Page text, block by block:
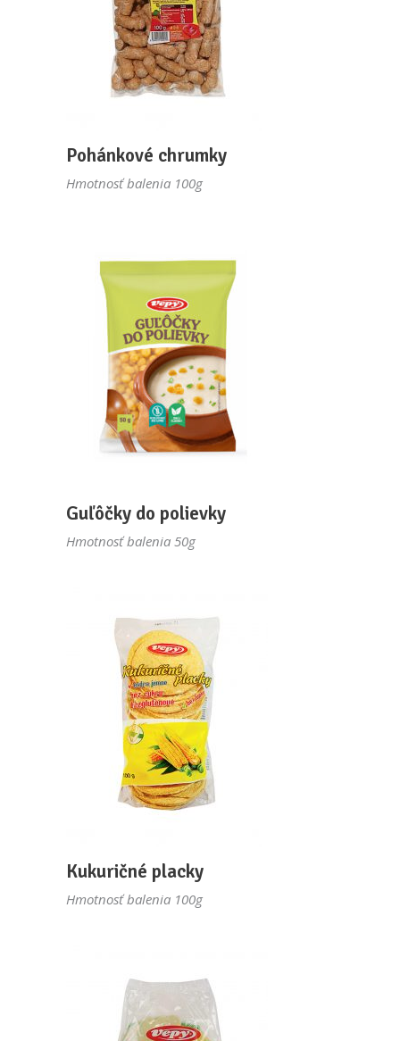
Pohánkové chrumky
Hmotnosť balenia 100g
Guľôčky do polievky
Hmotnosť balenia 50g
Kukuričné placky
Hmotnosť balenia 100g